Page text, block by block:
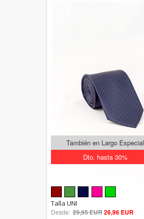
Dto. hasta 30%
También en Largo Especial
out of 5
Talla UNI
Desde: 29,95 EUR26,96 EUR